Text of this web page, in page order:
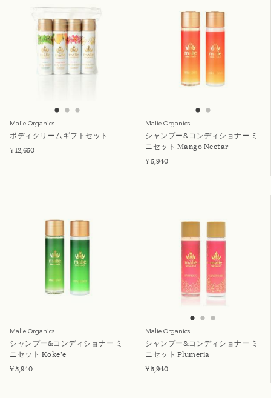
Malie Organics
ボディクリームギフトセット
¥ 12,650
Malie Organics
シャンプー&コンディショナー ミ
ニセット Mango Nectar
¥ 5,940
Malie Organics
シャンプー&コンディショナー ミ
ニセット Koke'e
¥ 5,940
Malie Organics
シャンプー&コンディショナー ミ
ニセット Plumeria
¥ 5,940